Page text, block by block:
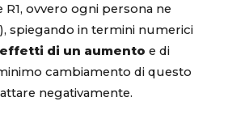
ovvero ogni persona ne
spiegando in termini numerici
di un aumento e di
cambiamento di questo
negativamente.